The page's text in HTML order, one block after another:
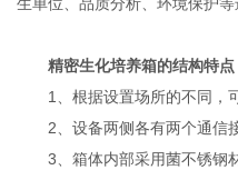
生单位、品质分析、环境保护
精密生化培养箱的结构特点
1、根据设置场所的不同，可
2、设备两侧各有两个通信接
3、箱体内部采用菌不锈钢材